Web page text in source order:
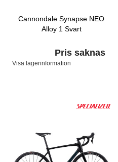
Cannondale Synapse NEO
Alloy 1 Svart
Pris saknas
Visa lagerinformation